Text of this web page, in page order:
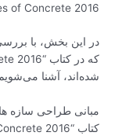
of Concrete 2016”
در این بخش، با
شده‌اند، آشنا
مبانی طراحی سازه
کتاب “Basic Principles of Concrete 2016”